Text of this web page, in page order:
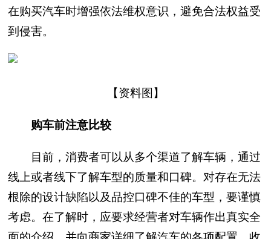
在购买汽车时增强依法维权意识，避免合法权益受
到侵害。
【资料图】
购车前注意比较
目前，消费者可以从多个渠道了解车辆，通过
线上或者线下了解车型的质量和口碑。对存在无法
根除的设计缺陷以及品控口碑不佳的车型，要谨慎
考虑。在了解时，应要求经营者对车辆作出真实全